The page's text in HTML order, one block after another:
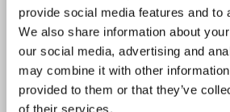
provide social media features and to
We also share information about
our social media, advertising and
may combine it with other
provided to them or that they’ve
of their services.
Plasma, Serum, Tissue Homogenate
N° du produit ABIN5594583
Fiche technique